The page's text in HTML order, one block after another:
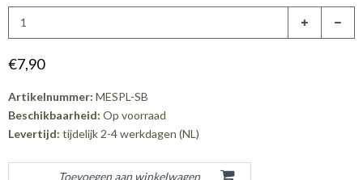
€7,90
Artikelnummer: MESPL-SB
Beschikbaarheid: Op voorraad
Levertijd: tijdelijk 2-4 werkdagen (NL)